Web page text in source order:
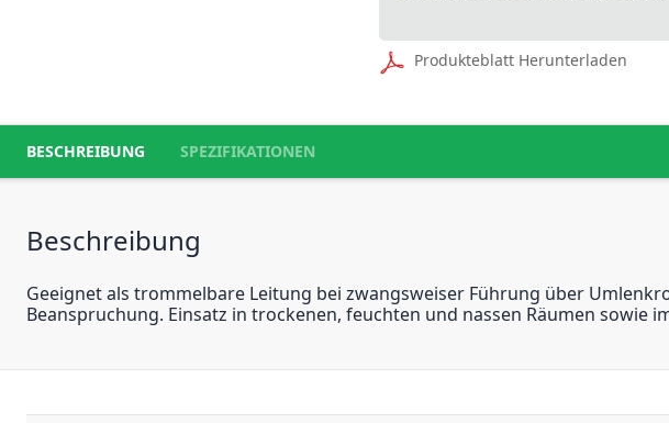
Produkteblatt Herunterladen
BESCHREIBUNG SPEZIFIKATIONEN
Beschreibung
Geeignet als trommelbare Leitung bei zwangsweiser Führung über
Beanspruchung. Einsatz in trockenen, feuchten und nassen Räumen sowie